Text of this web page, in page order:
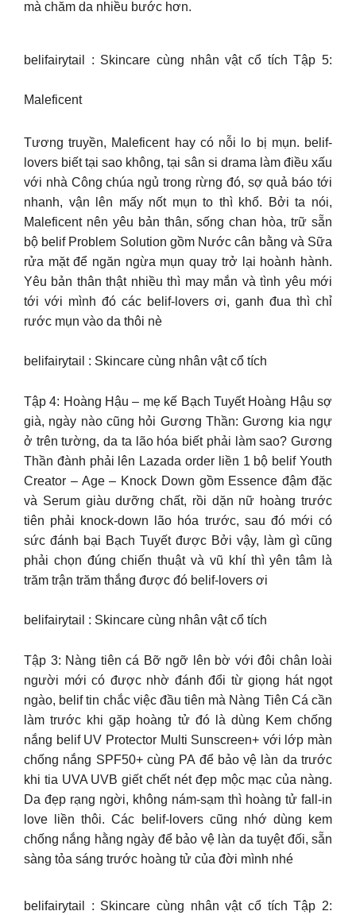
mà chăm da nhiều bước hơn.
belifairytail : Skincare cùng nhân vật cổ tích Tập 5:
Maleficent
Tương truyền, Maleficent hay có nỗi lo bị mụn. belif-
lovers biết tại sao không, tại sân si drama làm điều xấu
với nhà Công chúa ngủ trong rừng đó, sợ quả báo tới
nhanh, vận lên mấy nốt mụn to thì khổ. Bởi ta nói,
Maleficent nên yêu bản thân, sống chan hòa, trữ sẵn
bộ belif Problem Solution gồm Nước cân bằng và Sữa
rửa mặt để ngăn ngừa mụn quay trở lại hoành hành.
Yêu bản thân thật nhiều thì may mắn và tình yêu mới
tới với mình đó các belif-lovers ơi, ganh đua thì chỉ
rước mụn vào da thôi nè
belifairytail : Skincare cùng nhân vật cổ tích
Tập 4: Hoàng Hậu – mẹ kế Bạch Tuyết Hoàng Hậu sợ
già, ngày nào cũng hỏi Gương Thần: Gương kia ngự
ở trên tường, da ta lão hóa biết phải làm sao? Gương
Thần đành phải lên Lazada order liền 1 bộ belif Youth
Creator – Age – Knock Down gồm Essence đậm đặc
và Serum giàu dưỡng chất, rồi dặn nữ hoàng trước
tiên phải knock-down lão hóa trước, sau đó mới có
sức đánh bại Bạch Tuyết được Bởi vậy, làm gì cũng
phải chọn đúng chiến thuật và vũ khí thì yên tâm là
trăm trận trăm thắng được đó belif-lovers ơi
belifairytail : Skincare cùng nhân vật cổ tích
Tập 3: Nàng tiên cá Bỡ ngỡ lên bờ với đôi chân loài
người mới có được nhờ đánh đổi từ giọng hát ngọt
ngào, belif tin chắc việc đầu tiên mà Nàng Tiên Cá cần
làm trước khi gặp hoàng tử đó là dùng Kem chống
nắng belif UV Protector Multi Sunscreen+ với lớp màn
chống nắng SPF50+ cùng PA để bảo vệ làn da trước
khi tia UVA UVB giết chết nét đẹp mộc mạc của nàng.
Da đẹp rạng ngời, không nám-sạm thì hoàng tử fall-in
love liền thôi. Các belif-lovers cũng nhớ dùng kem
chống nắng hằng ngày để bảo vệ làn da tuyệt đối, sẵn
sàng tỏa sáng trước hoàng tử của đời mình nhé
belifairytail : Skincare cùng nhân vật cổ tích Tập 2: